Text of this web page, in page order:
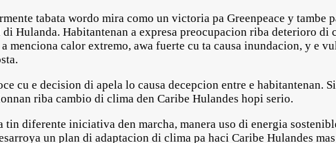
tabata wordo mira como un victoria pa Greenpeace y tambe
Hulanda. Habitantenan a expresa preocupacion riba deterioro di
a menciona calor extremo, awa fuerte cu ta causa inundacion, y e
cu e decision di apela lo causa decepcion entre e habitantenan.
riba cambio di clima den Caribe Hulandes hopi serio.
tin diferente iniciativa den marcha, manera uso di energia
un plan di adaptacion di clima pa haci Caribe Hulandes